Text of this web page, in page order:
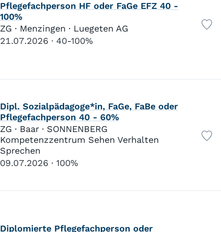
Pflegefachperson HF oder FaGe EFZ 40 -
100%
ZG · Menzingen · Luegeten AG
21.07.2026
40-100%
Dipl. Sozialpädagoge*in, FaGe, FaBe oder
Pflegefachperson 40 - 60%
ZG · Baar · SONNENBERG
Kompetenzzentrum Sehen Verhalten
Sprechen
09.07.2026
100%
Diplomierte Pflegefachperson oder